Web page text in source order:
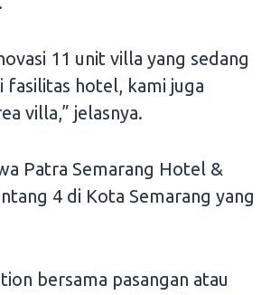
11 unit villa yang sedang
fasilitas hotel, kami juga
villa,” jelasnya.
Patra Semarang Hotel &
4 di Kota Semarang yang
bersama pasangan atau